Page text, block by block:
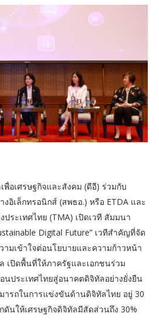
พื่อเศรษฐกิจและสังคม (ดีอี) ร่วมกับ
อิเล็กทรอนิกส์ (สพธอ.) หรือ ETDA และ
ระเทศไทย (TMA) เปิดเวที สัมมนา
Digital Future” เวทีสำคัญที่จัด
ามเข้าใจต่อนโยบายและความก้าวหน้า
เปิดพื้นที่ให้ภาครัฐและเอกชนร่วม
ประเทศไทยสู่อนาคตดิจิทัลอย่างยั่งยืน
ารถในการแข่งขันด้านดิจิทัลไทย อยู่ 30
นให้เศรษฐกิจดิจิทัลมีสัดส่วนถึง 30%